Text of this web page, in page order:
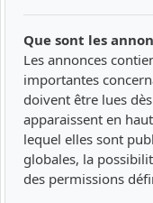
Que sont les
Les annonces
importantes
doivent être lues
apparaissent en
lequel elles sont
globales, la
des permissions